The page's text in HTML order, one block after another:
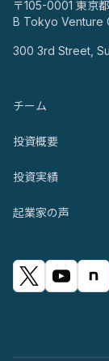
〒105-0001 東京
B Tokyo Venture
300 3rd Street,
チーム
投資概要
投資実績
起業家の声
TwitterYoutube